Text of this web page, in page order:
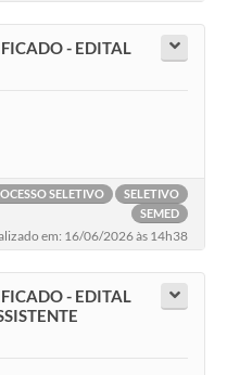
- EDITAL
SELETIVO
SELETIVO
SEMED
em: 16/06/2026 às 14h38
- EDITAL